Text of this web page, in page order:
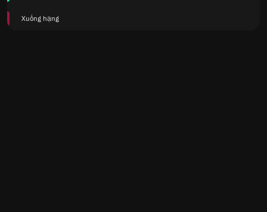
Xuống hạng